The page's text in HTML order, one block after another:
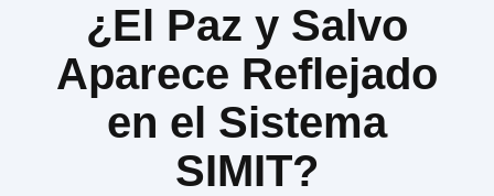
¿El Paz y Salvo
Aparece Reflejado
en el Sistema
SIMIT?